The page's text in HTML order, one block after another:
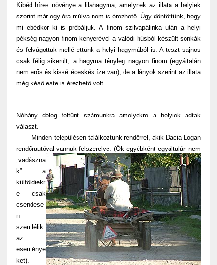
Kibéd híres növénye a lilahagyma, amelynek az illata a helyiek
szerint már egy óra múlva nem is érezhető. Úgy döntöttünk, hogy
mi ebédkor ki is próbáljuk. A finom szilvapálinka után a helyi
pékség nagyon finom kenyerével a valódi húsból készült sonkák
és felvágottak mellé ettünk a helyi hagymából is. A teszt sajnos
csak félig sikerült, a hagyma tényleg nagyon finom (egyáltalán
nem erős és kissé édeskés íze van), de a lányok szerint az illata
még késő este is érezhető volt.
Néhány dolog feltűnt számunkra amelyekre a helyiek adtak
választ.
– Minden településen találkoztunk rendőrrel, akik Dacia Logan
rendőrautóval vannak felszerelve. (Ők egyébként egyáltalán nem
„vadászna
k” a
külföldiekr
e csak
csendese
n
szemlélik
az
eseménye
ket).